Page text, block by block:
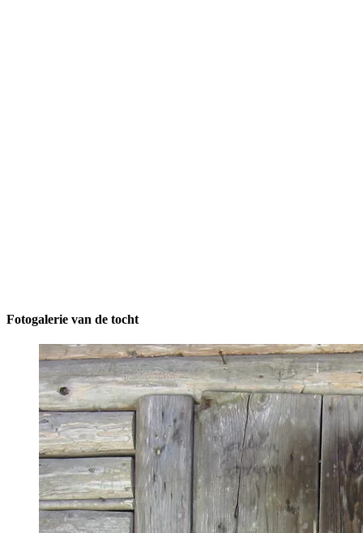
Fotogalerie van de tocht